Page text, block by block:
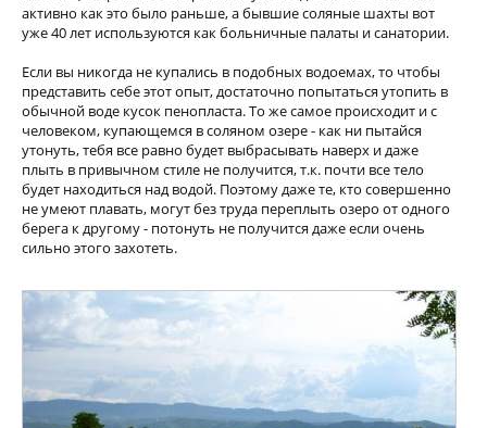
активно как это было раньше, а бывшие соляные шахты вот
уже 40 лет используются как больничные палаты и санатории.
Если вы никогда не купались в подобных водоемах, то чтобы
представить себе этот опыт, достаточно попытаться утопить в
обычной воде кусок пенопласта. То же самое происходит и с
человеком, купающемся в соляном озере - как ни пытайся
утонуть, тебя все равно будет выбрасывать наверх и даже
плыть в привычном стиле не получится, т.к. почти все тело
будет находиться над водой. Поэтому даже те, кто совершенно
не умеют плавать, могут без труда переплыть озеро от одного
берега к другому - потонуть не получится даже если очень
сильно этого захотеть.